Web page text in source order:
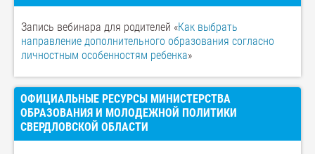
Запись вебинара для родителей «Как выбрать
направление дополнительного образования согласно
личностным особенностям ребенка»
ОФИЦИАЛЬНЫЕ РЕСУРСЫ МИНИСТЕРСТВА
ОБРАЗОВАНИЯ И МОЛОДЕЖНОЙ ПОЛИТИКИ
СВЕРДЛОВСКОЙ ОБЛАСТИ